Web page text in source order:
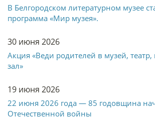
В Белгородском литературном музее
программа «Мир музея».
30 июня 2026
Акция «Веди родителей в музей,
зал»
19 июня 2026
22 июня 2026 года — 85 годовщина
Отечественной войны